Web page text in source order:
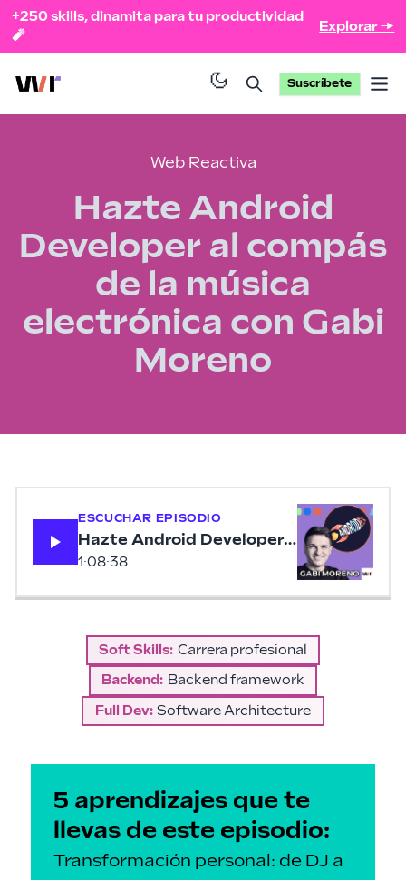
+250 skills, dinamita para tu productividad
🧨
Explorar →
Suscríbete
Web Reactiva
Hazte Android
Developer al compás
de la música
electrónica con Gabi
Moreno
ESCUCHAR EPISODIO
Hazte Android Developer al compás de
1:08:38
Soft Skills: Carrera profesional
Backend: Backend framework
Full Dev: Software Architecture
5 aprendizajes que te
llevas de este episodio:
Transformación personal: de DJ a